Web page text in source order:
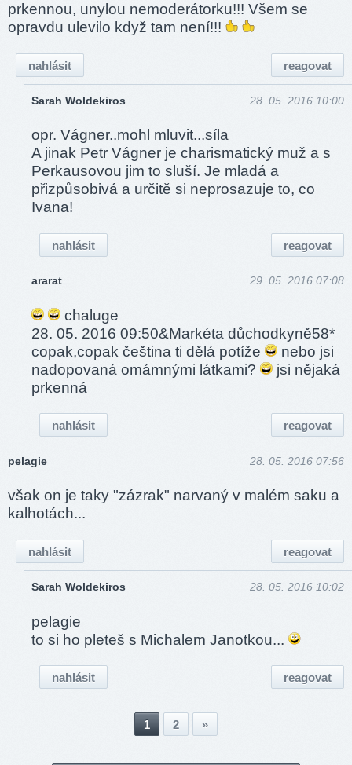
prkennou, unylou nemoderátorku!!! Všem se
opravdu ulevilo když tam není!!!
reagovat
nahlásit
Sarah Woldekiros 28. 05. 2016 10:00
opr. Vágner..mohl mluvit...síla
A jinak Petr Vágner je charismatický muž a s
Perkausovou jim to sluší. Je mladá a
přizpůsobivá a určitě si neprosazuje to, co
Ivana!
reagovat
nahlásit
ararat 29. 05. 2016 07:08
chaluge
28. 05. 2016 09:50&Markéta důchodkyně58*
copak,copak čeština ti dělá potíže
nebo jsi
nadopovaná omámnými látkami?
jsi nějaká
prkenná
reagovat
nahlásit
pelagie 28. 05. 2016 07:56
však on je taky "zázrak" narvaný v malém saku a
kalhotách...
reagovat
nahlásit
Sarah Woldekiros 28. 05. 2016 10:02
pelagie
to si ho pleteš s Michalem Janotkou...
reagovat
nahlásit
1 2 »